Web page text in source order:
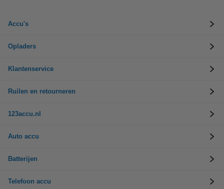
Accu's
Opladers
Klantenservice
Ruilen en retourneren
123accu.nl
Auto accu
Batterijen
Telefoon accu